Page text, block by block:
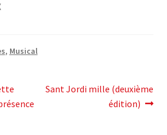
, Musical
Article
Sant Jordi mille (deuxième
édition)